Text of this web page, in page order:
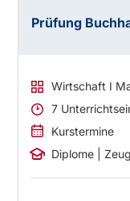
Prüfung
Wirtschaft I
7
Kurstermine
Diplome |